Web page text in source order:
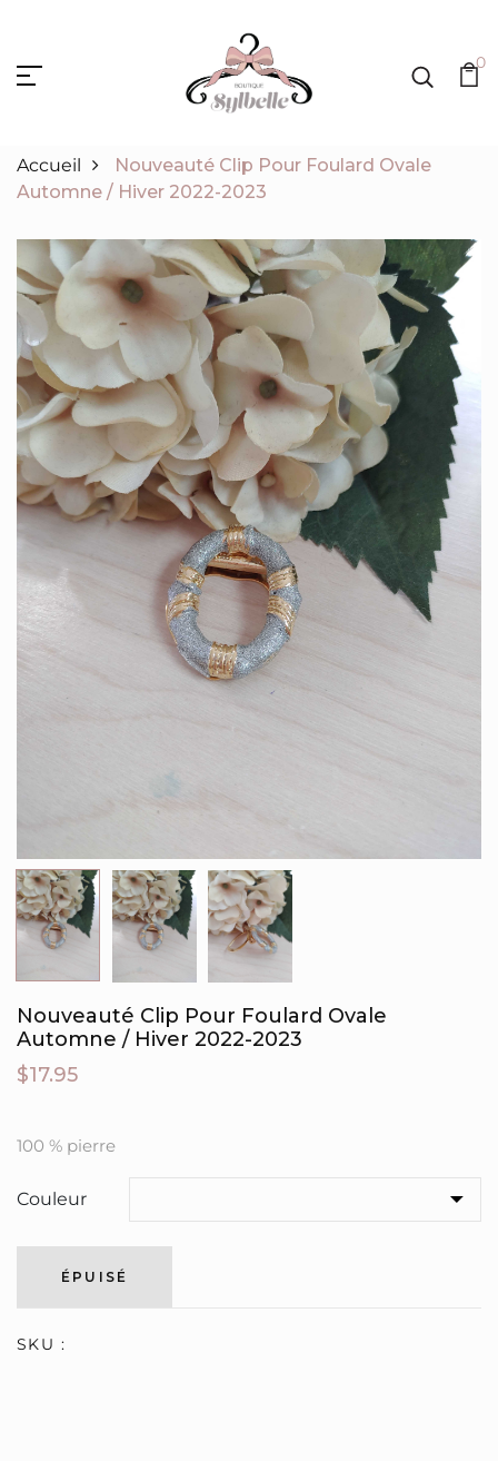
0
Accueil
Nouveauté Clip Pour Foulard Ovale
Automne / Hiver 2022-2023
Nouveauté Clip Pour Foulard Ovale
Automne / Hiver 2022-2023
$17.95
100 % pierre
Couleur
ÉPUISÉ
SKU :